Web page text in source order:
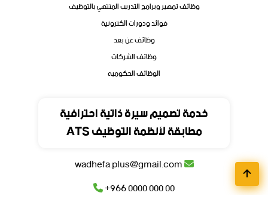
خدمة تصميم سيرة ذاتية احترافية
مطابقة لأنظمة التوظيف ATS
وظائف تمهير وبرامج التدريب المنتهي بالتوظيف
فوائد ودورات الكترونية
وظائف عن بعد
وظائف الشركات
الوظائف الحكوميه
المملكة العربية السعودية
+966 0000 000 00